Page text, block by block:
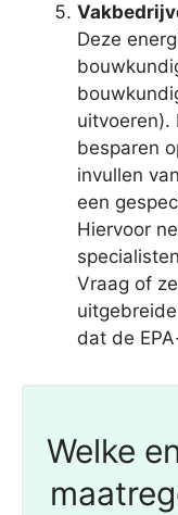
Deze
uitvoeren).
besparen
invullen
een
Hiervoor
Vraag of
dat de
Welke